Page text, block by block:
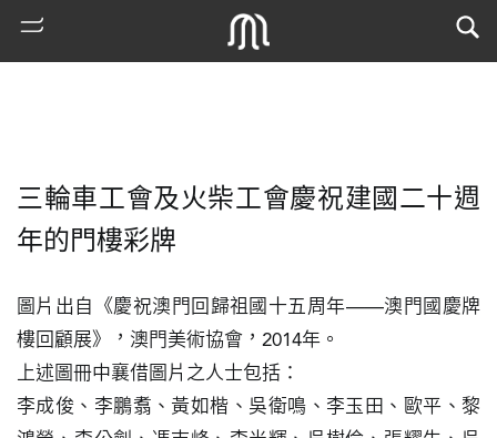
熱
三輪車工會及火柴工會慶祝建國二十週
年的門樓彩牌
圖片出自《慶祝澳門回歸祖國十五周年——澳門國慶牌
樓回顧展》，澳門美術協會，2014年。
上述圖冊中襄借圖片之人士包括：
李成俊、李鵬翥、黃如楷、吳衛鳴、李玉田、歐平、黎